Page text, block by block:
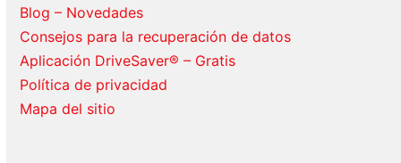
Blog – Novedades
Consejos para la recuperación de datos
Aplicación DriveSaver® – Gratis
Política de privacidad
Mapa del sitio